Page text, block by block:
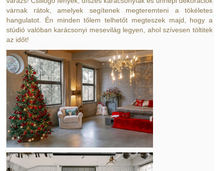
várnak rátok, amelyek segítenek megteremteni a tökéletes
hangulatot. Én minden tőlem telhetőt megteszek majd, hogy a
stúdió valóban karácsonyi mesevilág legyen, ahol szívesen töltitek
az időt!